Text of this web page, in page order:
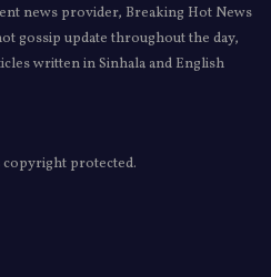
news provider, Breaking Hot News
gossip update throughout the day,
written in Sinhala and English
protected.